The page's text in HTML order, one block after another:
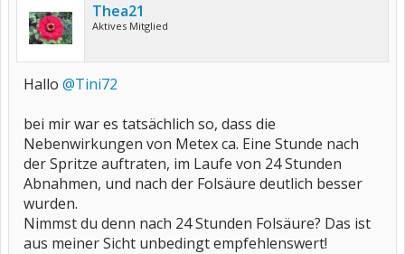
Thea21
Aktives Mitglied
Hallo @Tini72
bei mir war es tatsächlich so, dass die
Nebenwirkungen von Metex ca. Eine Stunde nach
der Spritze auftraten, im Laufe von 24 Stunden
Abnahmen, und nach der Folsäure deutlich besser
wurden.
Nimmst du denn nach 24 Stunden Folsäure? Das ist
aus meiner Sicht unbedingt empfehlenswert!